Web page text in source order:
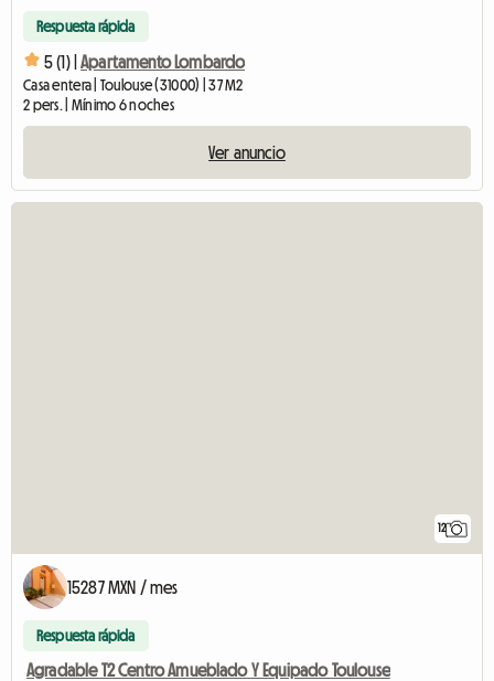
Respuesta rápida
5 (1) | Apartamento Lombardo
Casa entera | Toulouse (31000) | 37 M2
2 pers. | Mínimo 6 noches
Ver anuncio
12
15287 MXN / mes
Respuesta rápida
Agradable T2 Centro Amueblado Y Equipado Toulouse